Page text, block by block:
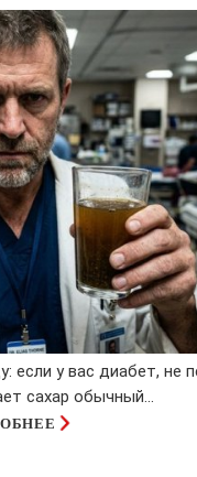
если у вас диабет, не
сахар обычный...